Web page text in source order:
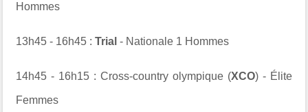
Hommes
13h45 - 16h45 :Trial - Nationale 1 Hommes
14h45 - 16h15 : Cross-country olympique (XCO) - Élite
Femmes